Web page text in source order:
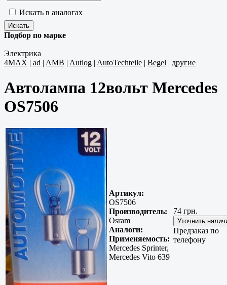
Искать в аналогах
Подбор по марке
Электрика
4MAX | ad | AMB | Autlog | AutoTechteile | Begel | другие
Автолампа 12вольт Mercedes
OS7506
Артикул:
OS7506
Производитель:
Osram
Аналоги:
Применяемость:
Mercedes Sprinter,
Mercedes Vito 639
74 грн.
Предзаказ по
телефону